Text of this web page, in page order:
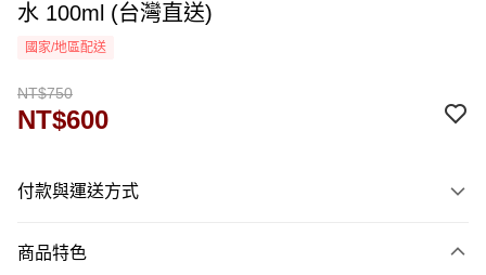
水 100ml (台灣直送)
國家/地區配送
NT$750
NT$600
付款與運送方式
信用卡一次付款
商品特色